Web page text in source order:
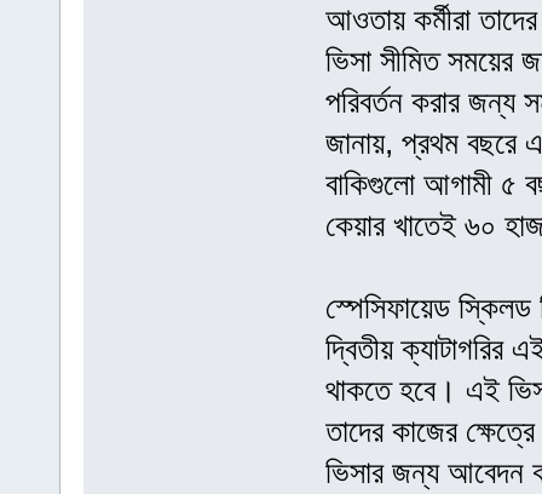
আওতায় কর্মীরা
ভিসা সীমিত সময়ের
পরিবর্তন করার জন্য
জানায়, প্রথম বছরে
বাকিগুলো আগামী ৫
কেয়ার খাতেই ৬০
স্পেসিফায়েড স্কিলড
দ্বিতীয় ক্যাটাগরির
থাকতে হবে। এই
তাদের কাজের
ভিসার জন্য আবেদন